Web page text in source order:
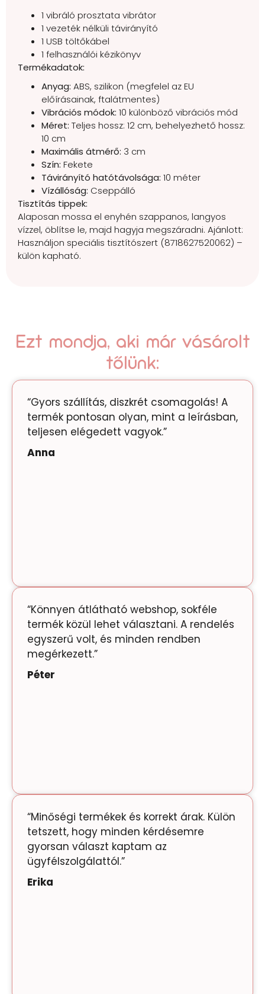
1 vibráló prosztata vibrátor
1 vezeték nélküli távirányító
1 USB töltőkábel
1 felhasználói kézikönyv
Termékadatok:
Anyag: ABS, szilikon (megfelel az EU
előírásainak, ftalátmentes)
Vibrációs módok: 10 különböző vibrációs mód
Méret: Teljes hossz: 12 cm, behelyezhető hossz:
10 cm
Maximális átmérő: 3 cm
Szín: Fekete
Távirányító hatótávolsága: 10 méter
Vízállóság: Cseppálló
Tisztítás tippek:
Alaposan mossa el enyhén szappanos, langyos
vízzel, öblítse le, majd hagyja megszáradni. Ajánlott:
Használjon speciális tisztítószert (8718627520062) –
külön kapható.
Ezt mondja, aki már vásárolt
tőlünk:
“Gyors szállítás, diszkrét csomagolás! A
termék pontosan olyan, mint a leírásban,
teljesen elégedett vagyok.”
Anna
“Könnyen átlátható webshop, sokféle
termék közül lehet választani. A rendelés
egyszerű volt, és minden rendben
megérkezett.”
Péter
“Minőségi termékek és korrekt árak. Külön
tetszett, hogy minden kérdésemre
gyorsan választ kaptam az
ügyfélszolgálattól.”
Erika